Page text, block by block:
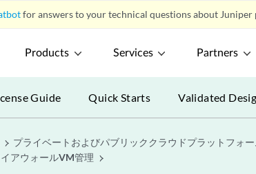
for answers to your technical questions about
Products Services Partners
Guide Quick Starts Validated
プライベートおよびパブリッククラウドプラットフォ
アウォールVM管理